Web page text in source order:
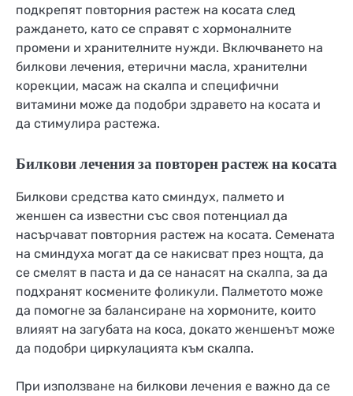
подкрепят повторния растеж на косата след
раждането, като се справят с хормоналните
промени и хранителните нужди. Включването на
билкови лечения, етерични масла, хранителни
корекции, масаж на скалпа и специфични
витамини може да подобри здравето на косата и
да стимулира растежа.
Билкови лечения за повторен растеж на косата
Билкови средства като сминдух, палмето и
женшен са известни със своя потенциал да
насърчават повторния растеж на косата. Семената
на сминдуха могат да се накисват през нощта, да
се смелят в паста и да се нанасят на скалпа, за да
подхранят космените фоликули. Палметото може
да помогне за балансиране на хормоните, които
влияят на загубата на коса, докато женшенът може
да подобри циркулацията към скалпа.
При използване на билкови лечения е важно да се